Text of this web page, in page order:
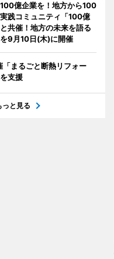
億企業を！地方から100
践コミュニティ「100億
共催！地方の未来を語る
9月10日(木)に開催
「まるごと断熱リフォー
支援
っと見る